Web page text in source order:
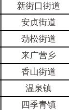
新街口街道
安贞街道
劲松街道
来广营乡
香山街道
温泉镇
四季青镇